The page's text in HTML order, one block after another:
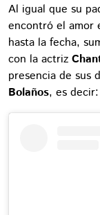
Al igual que su
encontró el amor
hasta la fecha,
con la actriz
presencia de sus
Bolaños, es decir: